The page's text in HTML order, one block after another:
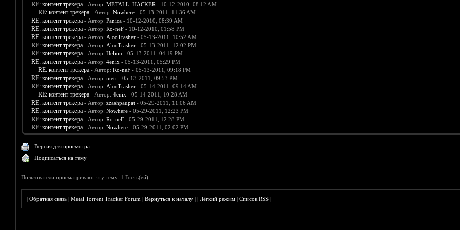
RE: контент трекера - Автор: METALL_HACKER - 10-12-2010, 08:12 AM
RE: контент трекера - Автор: Nowhere- 05-13-2011, 11:36 AM
RE: контент трекера - Автор: Panica- 10-12-2010, 08:39 AM
RE: контент трекера - Автор: Ro-neF- 10-12-2010, 01:58 PM
RE: контент трекера - Автор: AlcoTrasher- 05-13-2011, 10:52 AM
RE: контент трекера - Автор: AlcoTrasher- 05-13-2011, 12:02 PM
RE: контент трекера - Автор: Helion - 05-13-2011, 04:19 PM
RE: контент трекера - Автор: 4enix - 05-13-2011, 05:29 PM
RE: контент трекера - Автор: Ro-neF- 05-13-2011, 09:18 PM
RE: контент трекера - Автор: metr- 05-13-2011, 09:53 PM
RE: контент трекера - Автор: AlcoTrasher- 05-14-2011, 09:14 AM
RE: контент трекера - Автор: 4enix - 05-14-2011, 10:28 AM
RE: контент трекера - Автор: zzashpaupat- 05-29-2011, 11:06 AM
RE: контент трекера - Автор: Nowhere- 05-29-2011, 12:23 PM
RE: контент трекера - Автор: Ro-neF- 05-29-2011, 12:28 PM
RE: контент трекера - Автор: Nowhere- 05-29-2011, 02:02 PM
Версия для просмотра
Подписаться на тему
Пользователи просматривают эту тему: 1 Гость(ей)
|Обратная связь |Metal Torrent Tracker Forum |Вернуться к началу ||Лёгкий режим |Список RSS |